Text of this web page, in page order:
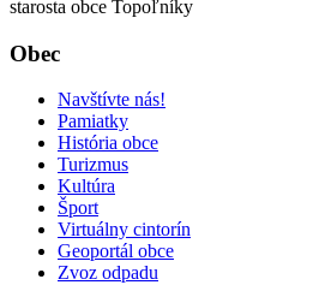
starosta obce Topoľníky
Obec
Navštívte nás!
Pamiatky
História obce
Turizmus
Kultúra
Šport
Virtuálny cintorín
Geoportál obce
Zvoz odpadu